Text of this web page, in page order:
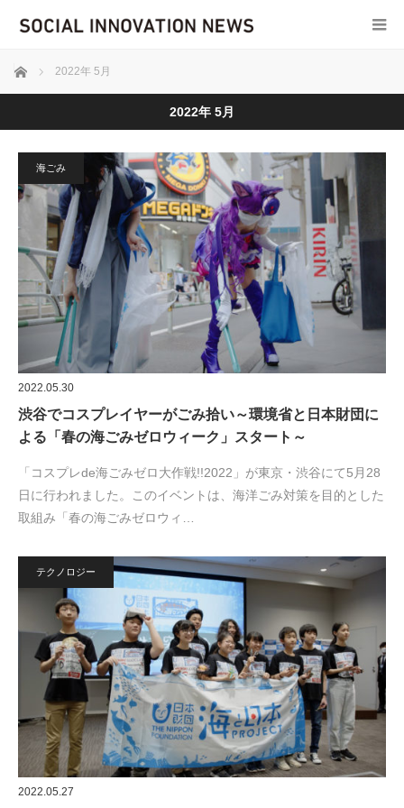
ホーム 2022年 5月
2022年 5月
海ごみ
2022.05.30
渋谷でコスプレイヤーがごみ拾い～環境省と日本財団に
よる「春の海ごみゼロウィーク」スタート～
「コスプレde海ごみゼロ大作戦!!2022」が東京・渋谷にて5月28
日に行われました。このイベントは、海洋ごみ対策を目的とした
取組み「春の海ごみゼロウィ…
テクノロジー
2022.05.27